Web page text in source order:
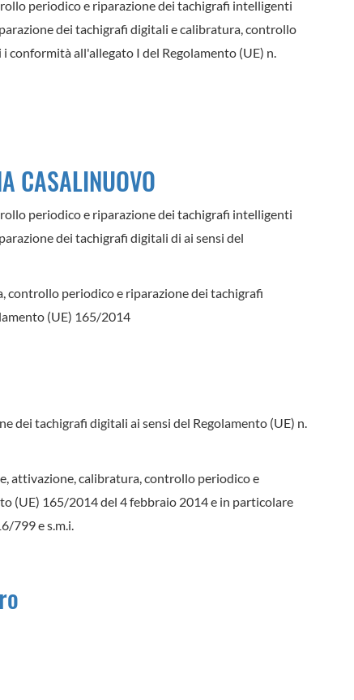
periodico e riparazione dei tachigrafi intelligenti
dei tachigrafi digitali e calibratura, controllo
conformità all'allegato I del Regolamento (UE) n.
CASALINUOVO
periodico e riparazione dei tachigrafi intelligenti
dei tachigrafi digitali di ai sensi del
controllo periodico e riparazione dei tachigrafi
(UE) 165/2014
dei tachigrafi digitali ai sensi del Regolamento (UE) n.
attivazione, calibratura, controllo periodico e
(UE) 165/2014 del 4 febbraio 2014 e in particolare
799 e s.m.i.